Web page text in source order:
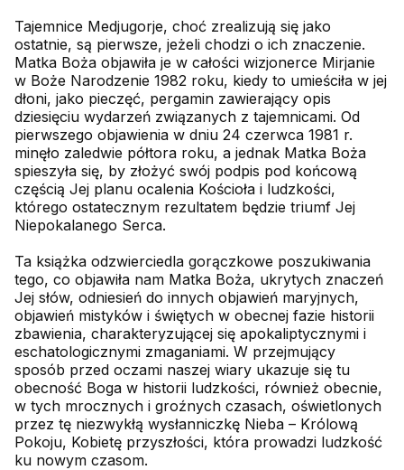
Tajemnice Medjugorje, choć zrealizują się jako
ostatnie, są pierwsze, jeżeli chodzi o ich znaczenie.
Matka Boża objawiła je w całości wizjonerce Mirjanie
w Boże Narodzenie 1982 roku, kiedy to umieściła w jej
dłoni, jako pieczęć, pergamin zawierający opis
dziesięciu wydarzeń związanych z tajemnicami. Od
pierwszego objawienia w dniu 24 czerwca 1981 r.
minęło zaledwie półtora roku, a jednak Matka Boża
spieszyła się, by złożyć swój podpis pod końcową
częścią Jej planu ocalenia Kościoła i ludzkości,
którego ostatecznym rezultatem będzie triumf Jej
Niepokalanego Serca.
Ta książka odzwierciedla gorączkowe poszukiwania
tego, co objawiła nam Matka Boża, ukrytych znaczeń
Jej słów, odniesień do innych objawień maryjnych,
objawień mistyków i świętych w obecnej fazie historii
zbawienia, charakteryzującej się apokaliptycznymi i
eschatologicznymi zmaganiami. W przejmujący
sposób przed oczami naszej wiary ukazuje się tu
obecność Boga w historii ludzkości, również obecnie,
w tych mrocznych i groźnych czasach, oświetlonych
przez tę niezwykłą wysłanniczkę Nieba – Królową
Pokoju, Kobietę przyszłości, która prowadzi ludzkość
ku nowym czasom.